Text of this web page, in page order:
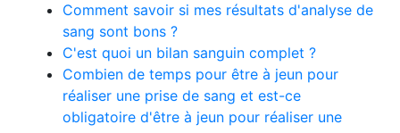
Comment savoir si mes résultats d'analyse de
sang sont bons ?
C'est quoi un bilan sanguin complet ?
Combien de temps pour être à jeun pour
réaliser une prise de sang et est-ce
obligatoire d'être à jeun pour réaliser une